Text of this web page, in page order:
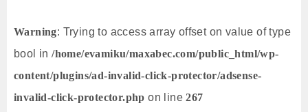
Warning: Trying to access array offset on value of type
bool in/home/evamiku/maxabec.com/public_html/wp-
content/plugins/ad-invalid-click-protector/adsense-
invalid-click-protector.php on line267